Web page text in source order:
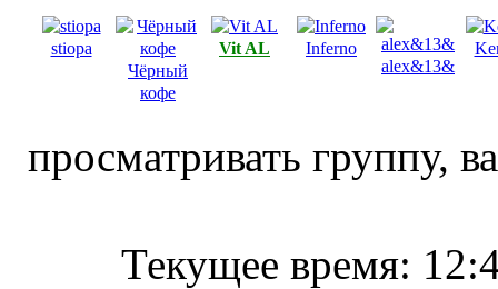
stiopa
Чёрный
кофе
Vit AL
Inferno
alex&13&
просматривать группу,
Текущее время: